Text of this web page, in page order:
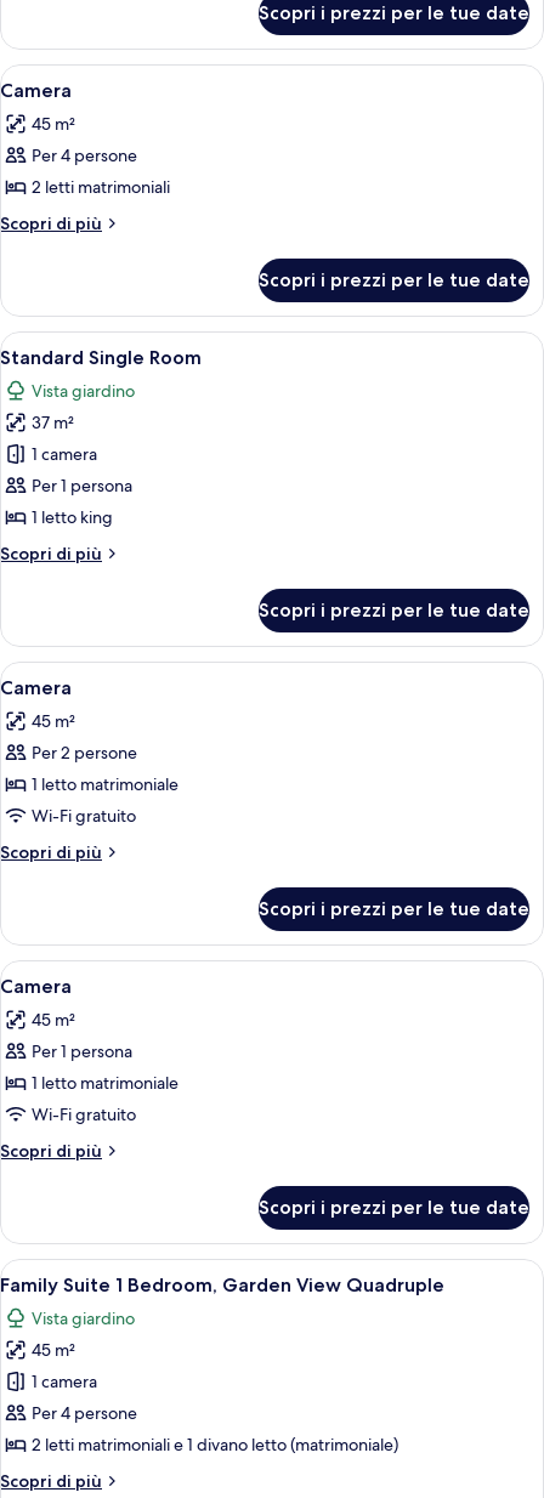
king,
vasca
da
bagno
Romantica,
letto
vasca
da
Scopri i prezzi per le tue date
Apri
tutte
le
foto
per
Camera
Biancheria da letto di alta qualità,
4
Camera
45 m²
Per 4 persone
2 letti matrimoniali
Scopri di più
Altri
Scopri i prezzi per le tue date
Apri
tutte
le
foto
per
Standard
Single
Una camera d'albergo moderna con
7
Standard Single Room
Vista giardino
37 m²
1 camera
Per 1 persona
1 letto king
Scopri di più
Altri
Single
Room
Scopri i prezzi per le tue date
Apri
tutte
le
foto
per
Camera
Biancheria da letto di alta qualità,
4
Camera
45 m²
Per 2 persone
1 letto matrimoniale
Wi-Fi gratuito
Scopri di più
Altri
Scopri i prezzi per le tue date
Apri
tutte
le
foto
per
Camera
Biancheria da letto di alta qualità,
4
Camera
45 m²
Per 1 persona
1 letto matrimoniale
Wi-Fi gratuito
Scopri di più
Altri
Scopri i prezzi per le tue date
Apri
tutte
le
foto
per
Family
Suite
Camera d'hotel moderna con un
6
Family Suite 1 Bedroom, Garden View Quadruple
Vista giardino
45 m²
1 camera
Per 4 persone
2 letti matrimoniali e 1 divano letto (matrimoniale)
Scopri di più
Altri